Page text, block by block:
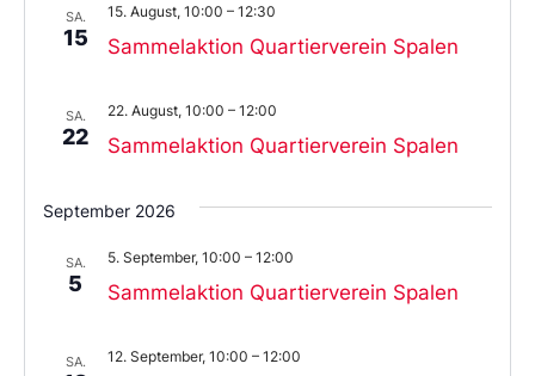
aus.
SA.
15 Sammelaktion Quartierverein Spalen
15. August, 10:00 – 12:30
SA.
22 Sammelaktion Quartierverein Spalen
22. August, 10:00 – 12:00
September 2026
SA.
5 Sammelaktion Quartierverein Spalen
5. September, 10:00 – 12:00
SA. 12. September, 10:00 – 12:00